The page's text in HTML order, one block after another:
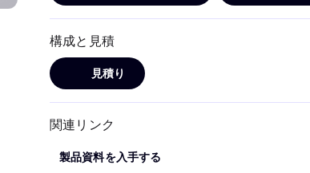
構成と見積
見積り
関連リンク
製品資料を入手する